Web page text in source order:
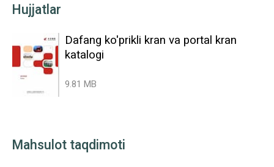
Hujjatlar
Dafang ko'prikli kran va portal kran
katalogi
9.81 MB
Mahsulot taqdimoti